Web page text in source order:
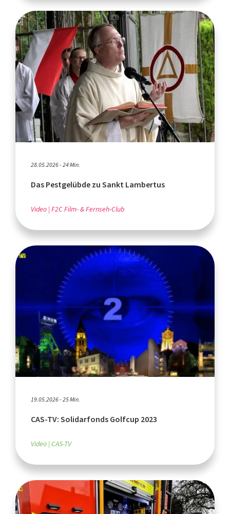
28.05.2026 - 24 Min.
Das Pestgelübde zu Sankt Lambertus
Video F2C Film- & Fernseh-Club
19.05.2026 - 25 Min.
CAS-TV: Solidarfonds Golfcup 2023
Video CAS-TV